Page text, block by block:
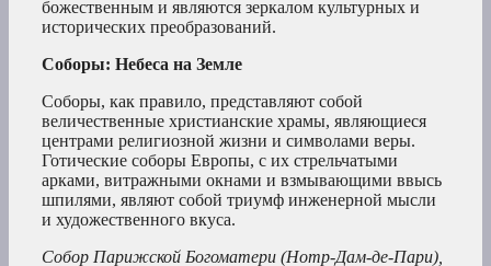
божественным и являются зеркалом культурных и
исторических преобразований.
Соборы: Небеса на Земле
Соборы, как правило, представляют собой
величественные христианские храмы, являющиеся
центрами религиозной жизни и символами веры.
Готические соборы Европы, с их стрельчатыми
арками, витражными окнами и взмывающими ввысь
шпилями, являют собой триумф инженерной мысли
и художественного вкуса.
Собор Парижской Богоматери (Нотр-Дам-де-Пари),